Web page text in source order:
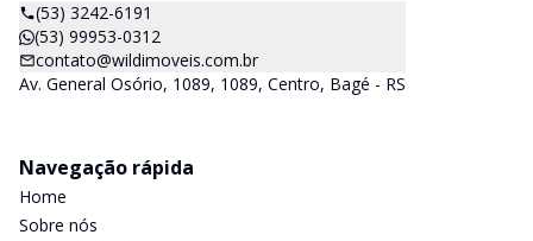
(53) 3242-6191
(53) 99953-0312
contato@wildimoveis.com.br
Av. General Osório, 1089, 1089, Centro, Bagé - RS
Navegação rápida
Home
Sobre nós